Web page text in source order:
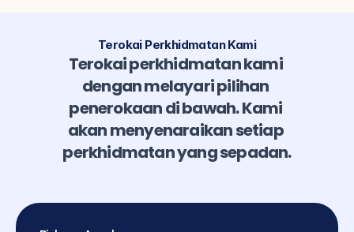
Terokai Perkhidmatan Kami
Terokai perkhidmatan kami
dengan melayari pilihan
penerokaan di bawah. Kami
akan menyenaraikan setiap
perkhidmatan yang sepadan.